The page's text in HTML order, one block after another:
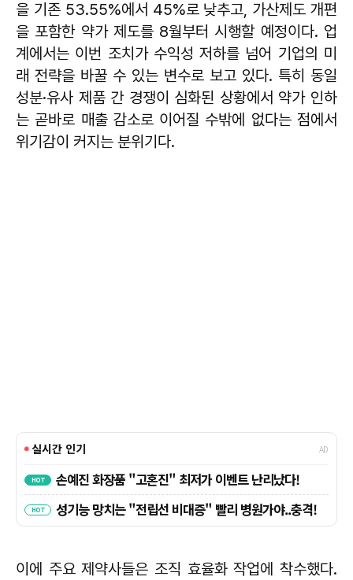
을 기존 53.55%에서 45%로 낮추고, 가산제도 개편
을 포함한 약가 제도를 8월부터 시행할 예정이다. 업
계에서는 이번 조치가 수익성 저하를 넘어 기업의 미
래 전략을 바꿀 수 있는 변수로 보고 있다. 특히 동일
성분·유사 제품 간 경쟁이 심화된 상황에서 약가 인하
는 곧바로 매출 감소로 이어질 수밖에 없다는 점에서
위기감이 커지는 분위기다.
이에 주요 제약사들은 조직 효율화 작업에 착수했다.